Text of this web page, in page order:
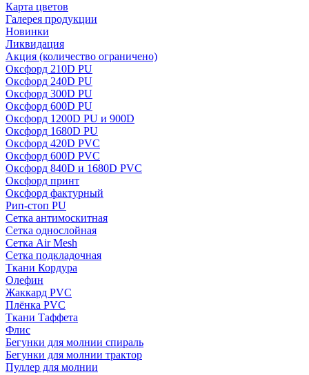
Карта цветов
Галерея продукции
Новинки
Ликвидация
Акция (количество ограничено)
Оксфорд 210D PU
Оксфорд 240D PU
Оксфорд 300D PU
Оксфорд 600D PU
Оксфорд 1200D PU и 900D
Оксфорд 1680D PU
Оксфорд 420D PVC
Оксфорд 600D PVC
Оксфорд 840D и 1680D PVC
Оксфорд принт
Оксфорд фактурный
Рип-стоп PU
Сетка антимоскитная
Сетка однослойная
Сетка Air Mesh
Сетка подкладочная
Ткани Кордура
Олефин
Жаккард PVC
Плёнка PVC
Ткани Таффета
Флис
Бегунки для молнии спираль
Бегунки для молнии трактор
Пуллер для молнии